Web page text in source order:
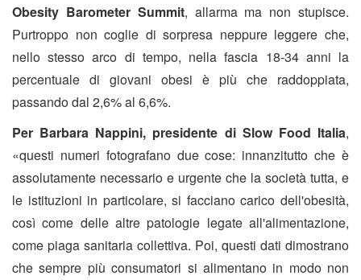
Obesity Barometer Summit, allarma ma non stupisce.
Purtroppo non coglie di sorpresa neppure leggere che,
nello stesso arco di tempo, nella fascia 18-34 anni la
percentuale di giovani obesi è più che raddoppiata,
passando dal 2,6% al 6,6%.
Per Barbara Nappini, presidente di Slow Food Italia,
«questi numeri fotografano due cose: innanzitutto che è
assolutamente necessario e urgente che la società tutta, e
le istituzioni in particolare, si facciano carico dell'obesità,
così come delle altre patologie legate all'alimentazione,
come piaga sanitaria collettiva. Poi, questi dati dimostrano
che sempre più consumatori si alimentano in modo non